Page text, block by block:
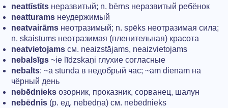
neattīstīts неразвитый; n. bērns неразвитый ребёнок
neatturams неудержимый
neatvairāms неотразимый; n. spēks неотразимая сила;
n. skaistums неотразимая (пленительная) красота
neatvietojams см. neaizstājams, neaizvietojams
nebalsīgs ~ie līdzskaņi глухие согласные
nebalts: ~ā stundā в недобрый час; ~ām dienām на
чёрный день
nebēdnieks озорник, проказник, сорванец, шалун
nebēdnis (р. ед. nebēdņa) см. nebēdnieks